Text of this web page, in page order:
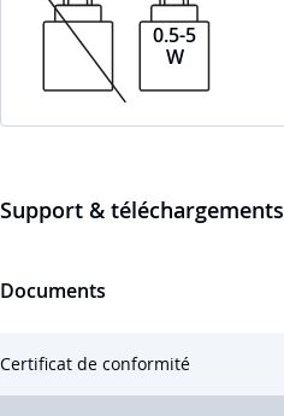
0.5-5
W
Support & téléchargements
Documents
Certificat de conformité